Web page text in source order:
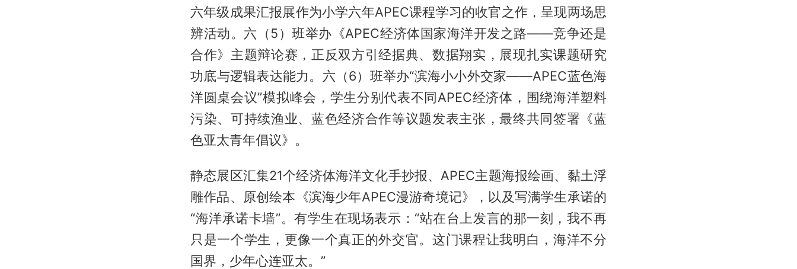
六年级成果汇报展作为小学六年APEC课程学习的收官之作，呈现两场思
辨活动。六（5）班举办《APEC经济体国家海洋开发之路——竞争还是
合作》主题辩论赛，正反双方引经据典、数据翔实，展现扎实课题研究
功底与逻辑表达能力。六（6）班举办“滨海小小外交家——APEC蓝色海
洋圆桌会议”模拟峰会，学生分别代表不同APEC经济体，围绕海洋塑料
污染、可持续渔业、蓝色经济合作等议题发表主张，最终共同签署《蓝
色亚太青年倡议》。
静态展区汇集21个经济体海洋文化手抄报、APEC主题海报绘画、黏土浮
雕作品、原创绘本《滨海少年APEC漫游奇境记》，以及写满学生承诺的
“海洋承诺卡墙”。有学生在现场表示：“站在台上发言的那一刻，我不再
只是一个学生，更像一个真正的外交官。这门课程让我明白，海洋不分
国界，少年心连亚太。”